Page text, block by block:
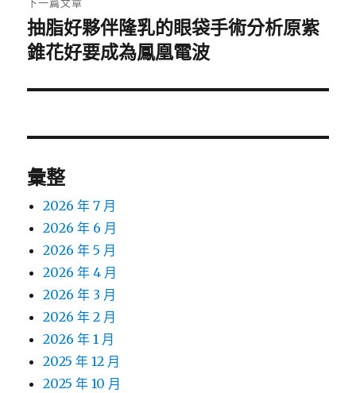
下
一
文
抽脂好夥伴隆乳的眼袋手術分析原紫
錐花好要成為鳳凰電波
彙整
2026 年 7 月
2026 年 6 月
2026 年 5 月
2026 年 4 月
2026 年 3 月
2026 年 2 月
2026 年 1 月
2025 年 12 月
2025 年 10 月